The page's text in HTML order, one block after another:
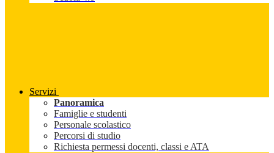
Servizi
Panoramica
Famiglie e studenti
Personale scolastico
Percorsi di studio
Richiesta permessi docenti, classi e ATA